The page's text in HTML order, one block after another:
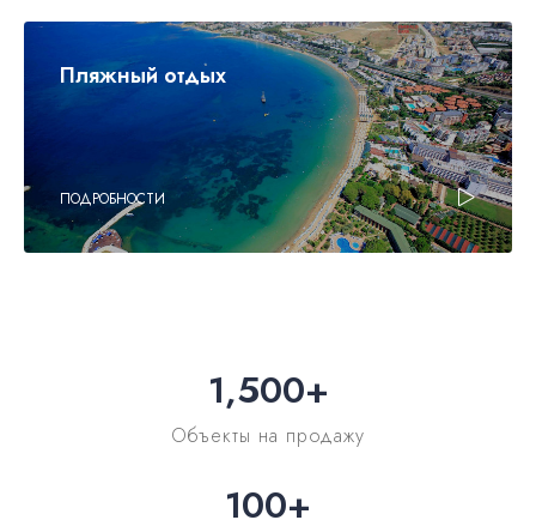
Пляжный отдых
ПОДРОБНОСТИ
1,500+
Объекты на продажу
100+